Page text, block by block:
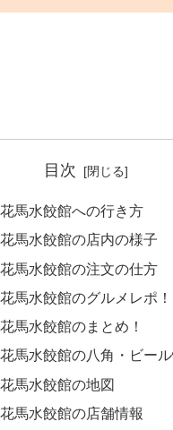
目次
馬水餃館への行き方
馬水餃館の店内の様子
馬水餃館の注文の仕方
馬水餃館のグルメレポ！
馬水餃館のまとめ！
馬水餃館の八角・ビー
馬水餃館の地図
馬水餃館の店舗情報